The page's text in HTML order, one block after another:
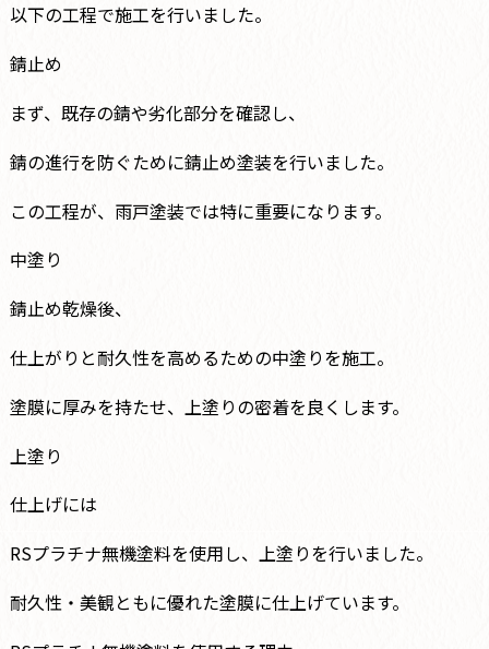
以下の工程で施工を行いました。
錆止め
まず、既存の錆や劣化部分を確認し、
錆の進行を防ぐために錆止め塗装を行いました。
この工程が、雨戸塗装では特に重要になります。
中塗り
錆止め乾燥後、
仕上がりと耐久性を高めるための中塗りを施工。
塗膜に厚みを持たせ、上塗りの密着を良くします。
上塗り
仕上げには
RSプラチナ無機塗料を使用し、上塗りを行いました。
耐久性・美観ともに優れた塗膜に仕上げています。